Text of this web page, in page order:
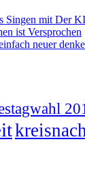
Singen mit Der
ist Versprochen
neuer